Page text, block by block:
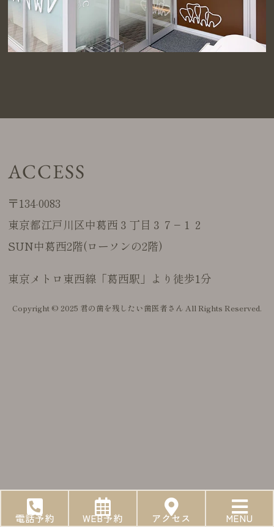
電話予約 WEB予約 アクセス MENU
ACCESS
〒134-0083
東京都江戸川区中葛西３丁目３７−１２
SUN中葛西2階(ローソンの2階)
東京メトロ東西線「葛西駅」より徒歩1分
Copyright © 2025 君の歯を残したい歯医者さん All Rights Reserved.